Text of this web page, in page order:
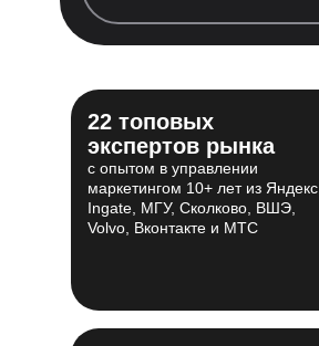
22 топовых
экспертов рынка
с опытом в управлении
маркетингом 10+ лет из Яндекс,
Ingate, МГУ, Сколково, ВШЭ,
Volvo, Вконтакте и МТС